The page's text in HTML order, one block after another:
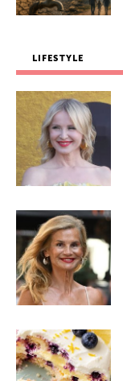
LIFESTYLE